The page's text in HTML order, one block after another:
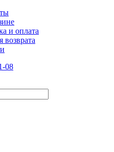
и оплата
возврата
08